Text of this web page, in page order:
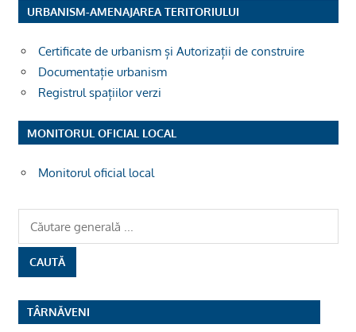
URBANISM-AMENAJAREA TERITORIULUI
Certificate de urbanism și Autorizații de construire
Documentație urbanism
Registrul spațiilor verzi
MONITORUL OFICIAL LOCAL
Monitorul oficial local
TÂRNĂVENI